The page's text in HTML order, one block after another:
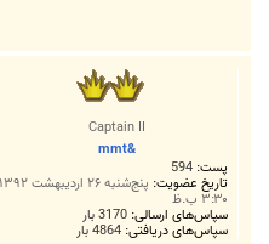
Captain II
&mmt
پست: 594
تاریخ عضویت:
۳:۳۰ ب.ظ
سپاس‌های ارسالی: 3170 بار
سپاس‌های دریافتی: 4864 بار